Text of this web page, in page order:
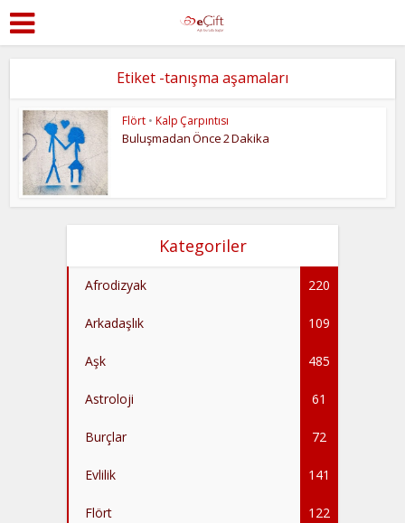
Etiket -tanışma aşamaları
Flört • Kalp Çarpıntısı
Buluşmadan Önce 2 Dakika
Kategoriler
Afrodizyak 220
Arkadaşlık 109
Aşk 485
Astroloji 61
Burçlar 72
Evlilik 141
Flört 122